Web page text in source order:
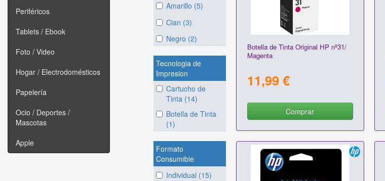
Periféricos
Tablets / Ebook
Foto / Video
Hogar / Electrodomésticos
Papelería
Ocio / Deportes /
Mascotas
Apple
Amarillo (5)
Cian (3)
Negro (2)
Tecnologia de
Impresion
Cartucho de
Tinta (14)
Botella de Tinta
(1)
Formato
Consumible
Individual (15)
Botella de Tinta Original HP nº31/
Magenta
11,99 €
Comprar